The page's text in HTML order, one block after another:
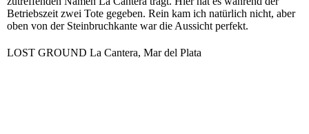
Betriebszeit zwei Tote gegeben. Rein kam ich natürlich nicht, aber
oben von der Steinbruchkante war die Aussicht perfekt.
LOST GROUND La Cantera, Mar del Plata